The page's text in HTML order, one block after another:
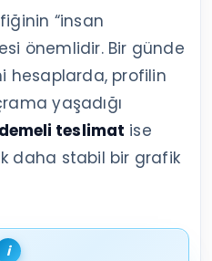
“insan
önemlidir. Bir günde
hesaplarda, profilin
yaşadığı
teslimat ise
daha stabil bir grafik